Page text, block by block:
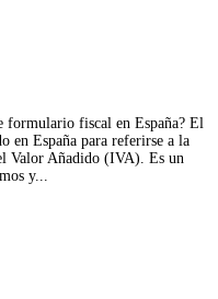
formulario fiscal en España? El
en España para referirse a la
Valor Añadido (IVA). Es un
y...